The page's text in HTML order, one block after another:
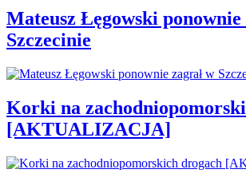
Mateusz Łęgowski ponownie
Szczecinie
Korki na
[AKTUALIZACJA]